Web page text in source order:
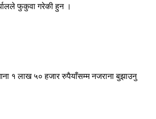
फुकुवा गरेकी हुन ।
१ लाख ५० हजार रुपैयाँसम्म नजराना बुझाउनु